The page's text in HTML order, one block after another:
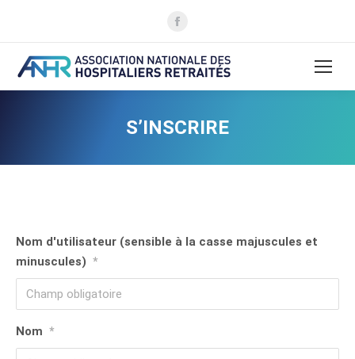
Facebook
s'ouvre
une
fenêtre
S’INSCRIRE
Nom d'utilisateur (sensible à la casse majuscules et
minuscules) *
Nom *